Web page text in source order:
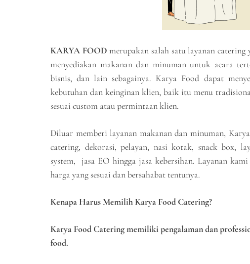
KARYA FOOD merupakan salah satu layanan
menyediakan makanan dan minuman untuk acara
bisnis, dan lain sebagainya. Karya Food dapat
kebutuhan dan keinginan klien, baik itu menu
sesuai custom atau permintaan klien.
Diluar memberi layanan makanan dan minuman,
catering, dekorasi, pelayan, nasi kotak, snack box,
system, jasa EO hingga jasa kebersihan. Layanan
harga yang sesuai dan bersahabat tentunya.
Kenapa Harus Memilih Karya Food Catering?
Karya Food Catering memiliki pengalaman dan
food.